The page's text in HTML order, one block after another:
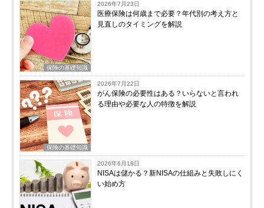
保険の基礎知識
2026年7月23日
医療保険は何歳まで必要？年代別の考え方と
見直しのタイミングを解説
保険の基礎知識
2026年7月22日
がん保険の必要性はある？いらないと言われ
る理由や必要な人の特徴を解説
2026年6月18日
NISAは儲かる？新NISAの仕組みと失敗しにく
い始め方